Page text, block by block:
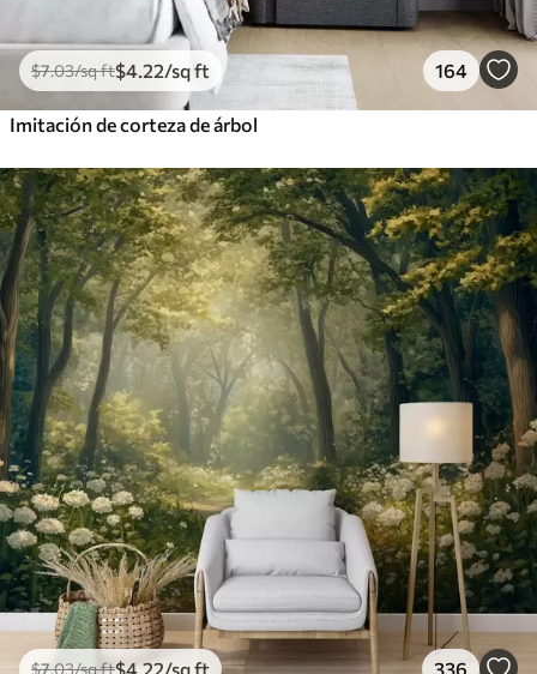
$7.03/sq ft$4.22/sq ft 164
Imitación de corteza de árbol
$7.03/sq ft$4.22/sq ft 336